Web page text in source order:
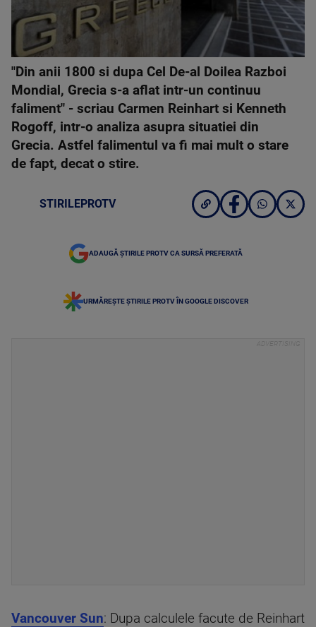
"Din anii 1800 si dupa Cel De-al Doilea Razboi
Mondial, Grecia s-a aflat intr-un continuu
faliment" - scriau Carmen Reinhart si Kenneth
Rogoff, intr-o analiza asupra situatiei din
Grecia. Astfel falimentul va fi mai mult o stare
de fapt, decat o stire.
STIRILEPROTV
ADAUGĂ ȘTIRILE PROTV CA SURSĂ PREFERATĂ
URMĂREȘTE ȘTIRILE PROTV ÎN GOOGLE DISCOVER
Vancouver Sun: Dupa calculele facute de Reinhart